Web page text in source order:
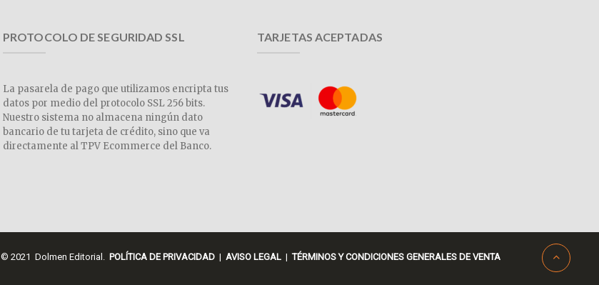
PROTOCOLO DE SEGURIDAD SSL
La pasarela de pago que utilizamos encripta tus
datos por medio del protocolo SSL 256 bits.
Nuestro sistema no almacena ningún dato
bancario de tu tarjeta de crédito, sino que va
directamente al TPV Ecommerce del Banco.
TARJETAS ACEPTADAS
© 2021 Dolmen Editorial. POLÍTICA DE PRIVACIDAD | AVISO LEGAL |TÉRMINOS Y CONDICIONES GENERALES DE VENTA